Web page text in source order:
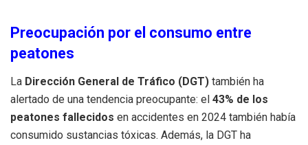
Preocupación por el consumo entre
peatones
La Dirección General de Tráfico (DGT) también ha
alertado de una tendencia preocupante: el 43% de los
peatones fallecidos en accidentes en 2024 también había
consumido sustancias tóxicas. Además, la DGT ha